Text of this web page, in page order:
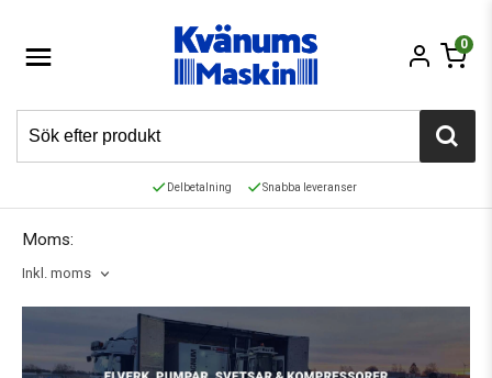
0
Delbetalning Snabba leveranser
Moms:
Inkl. moms